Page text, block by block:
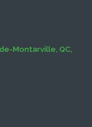
Montarville, QC,